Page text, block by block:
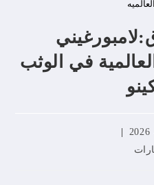
في الوثب